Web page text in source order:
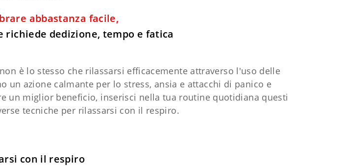
abbastanza facile,
richiede dedizione, tempo e fatica
è lo stesso che rilassarsi efficacemente attraverso l'uso delle
un azione calmante per lo stress, ansia e attacchi di panico e
un miglior beneficio, inserisci nella tua routine quotidiana questi
tecniche per rilassarsi con il respiro.
con il respiro